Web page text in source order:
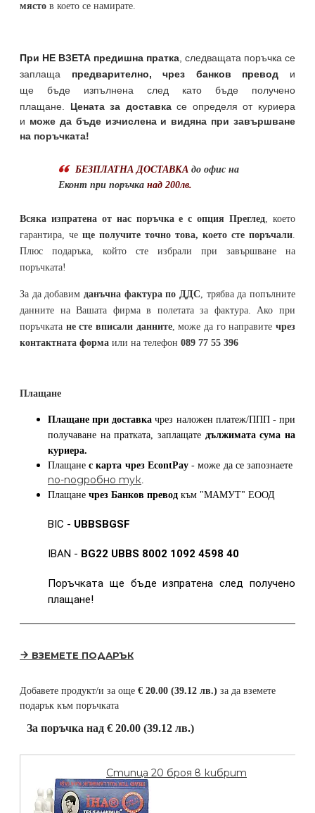
място в което се намирате.
При НЕ ВЗЕТА предишна пратка, следващата поръчка се
заплаща предварително, чрез банков превод и
ще бъде изпълнена след като бъде получено
плащане. Цената за доставкасе определя от куриера
и може да бъде изчислена и видяна при завършване
на поръчката!
БЕЗПЛАТНА ДОСТАВКА до офис на
Еконт при поръчка над 200лв.
Всяка изпратена от нас поръчка е с опция Преглед, което
гарантира, че ще получите точно това, което сте поръчали.
Плюс подаръка, който сте избрали при завършване на
поръчката!
За да добавим данъчна фактура по ДДС, трябва да попълните
данните на Вашата фирма в полетата за фактура. Ако при
поръчката не сте вписали данните, може да го направитечрез
контактната форма или на телефон 089 77 55 396
Плащане
Плащане при доставка чрез наложен платеж/ППП - при
получаване на пратката, заплащате дължимата сума на
куриера.
Плащанес карта чрез EcontPay- може да се запознаете
по-подробно тук.
Плащане чрез Банков превод към "МАМУТ" ЕООД
BIC - UBBSBGSF
IBAN - BG22 UBBS 8002 1092 4598 40
Поръчката ще бъде изпратена след получено
плащане!
ВЗЕМЕТЕ ПОДАРЪК
Добавете продукт/и за още € 20.00 (39.12 лв.) за да вземете
подарък към поръчката
За поръчка над € 20.00 (39.12 лв.)
Стипца 20 броя в кибрит